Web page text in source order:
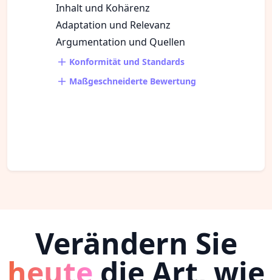
Inhalt und Kohärenz
Adaptation und Relevanz
Argumentation und Quellen
Konformität und Standards
Maßgeschneiderte Bewertung
Verändern Sie